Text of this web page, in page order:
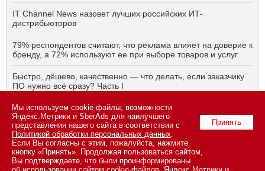
IT Channel News назовет лучших российских ИТ-
дистрибьюторов
79% респондентов считают, что реклама влияет на доверие к
бренду, а 72% используют ее при выборе товаров и услуг
Быстро, дёшево, качественно — что делать, если заказчику
ПО нужно всё сразу? Часть I
АСУ ТП на пятый год активного импортозамещения. Часть II
© 2026 ООО «СК ПРЕСС».Политика конфиденциальности
персональных данных,информация об авторских правах и порядке
использования материалов сайта
Принять
Мы используем cookie-файлы, возможности
Яндекс.Метрики и SberAds для наилучшего
представления нашего сайта в соответствии с
Политикой обработки персональных данных.
Если Вы согласны с этим, пожалуйста, нажмите
кнопку «Принять». Продолжая пользоваться сайтом,
Вы подтверждаете, что были проинформированы